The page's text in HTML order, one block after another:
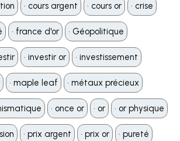
•️ cours argent •️ cours or •️ crise
•️ france d'or •️ Géopolitique
•️ investir or •️ investissement
•️ maple leaf •️ métaux précieux
•️ once or •️ or •️ or physique
•️ prix argent •️ prix or •️ pureté